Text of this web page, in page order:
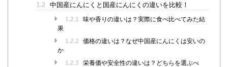
1.2 中国産にんにくと国産にんにくの違いを比較！
1.2.1
味や香りの違いは？実際に食べ比べてみた結
果
1.2.2
価格の違いは？なぜ中国産にんにくは安いの
か
1.2.3
栄養価や安全性の違いは？どちらを選ぶべ